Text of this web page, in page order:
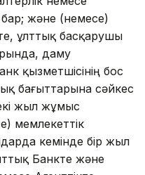
және (немесе)
ұлттық басқарушы
даму
қызметшісінің бос
бағыттарына сәйкес
жыл жұмыс
мемлекеттік
кемінде бір жыл
Банкте және